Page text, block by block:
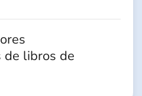
de libros de